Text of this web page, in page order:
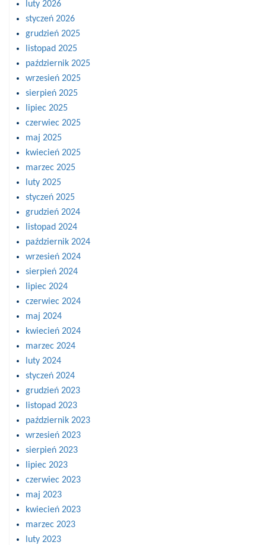
luty 2026
styczeń 2026
grudzień 2025
listopad 2025
październik 2025
wrzesień 2025
sierpień 2025
lipiec 2025
czerwiec 2025
maj 2025
kwiecień 2025
marzec 2025
luty 2025
styczeń 2025
grudzień 2024
listopad 2024
październik 2024
wrzesień 2024
sierpień 2024
lipiec 2024
czerwiec 2024
maj 2024
kwiecień 2024
marzec 2024
luty 2024
styczeń 2024
grudzień 2023
listopad 2023
październik 2023
wrzesień 2023
sierpień 2023
lipiec 2023
czerwiec 2023
maj 2023
kwiecień 2023
marzec 2023
luty 2023